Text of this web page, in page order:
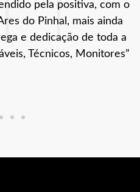
pela positiva, com o
do Pinhal, mais ainda
e dedicação de toda a
Técnicos, Monitores”